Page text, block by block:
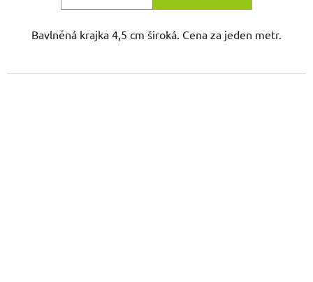
Bavlněná krajka 4,5 cm široká. Cena za jeden metr.